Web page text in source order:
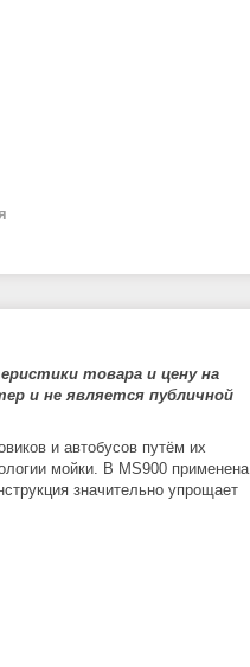
товара и цену на
и не является публичной
и автобусов путём их
мойки. В MS900 применена
значительно упрощает